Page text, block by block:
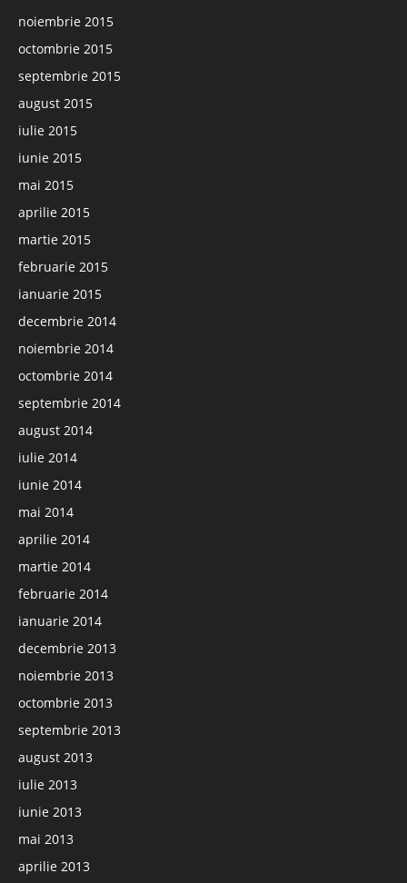
noiembrie 2015
octombrie 2015
septembrie 2015
august 2015
iulie 2015
iunie 2015
mai 2015
aprilie 2015
martie 2015
februarie 2015
ianuarie 2015
decembrie 2014
noiembrie 2014
octombrie 2014
septembrie 2014
august 2014
iulie 2014
iunie 2014
mai 2014
aprilie 2014
martie 2014
februarie 2014
ianuarie 2014
decembrie 2013
noiembrie 2013
octombrie 2013
septembrie 2013
august 2013
iulie 2013
iunie 2013
mai 2013
aprilie 2013